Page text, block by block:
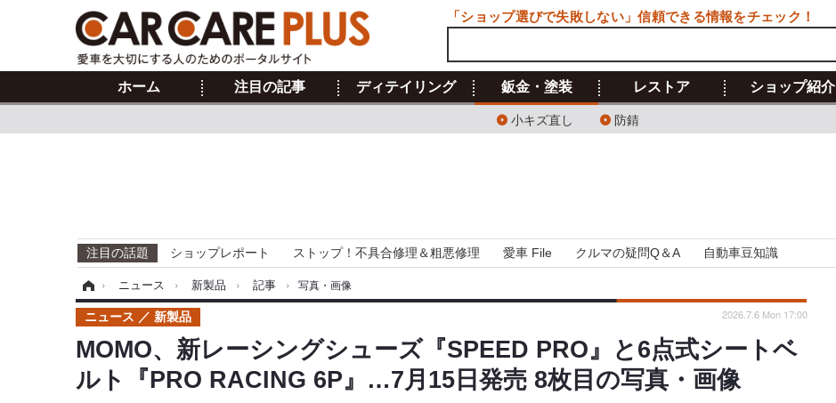
ホーム 注目の記事 ディテイリング 鈑金・塗装
小キズ直し 防錆
レストア ショップ紹介
注目の話題 ショップレポート ストップ！不具合修理＆粗悪修理 愛車 File クルマの疑問Q＆A 自動車豆知識
› ニュース › 新製品 › 記事 › 写真・画像
MOMO、新レーシングシューズ『SPEED PRO』と6点式シートベ
ルト『PRO RACING 6P』…7月15日発売 8枚目の写真・画像
ニュース 新製品 2026.7.6 Mon 17:00
「ショップ選びで失敗しない」信頼できる情報をチェック！